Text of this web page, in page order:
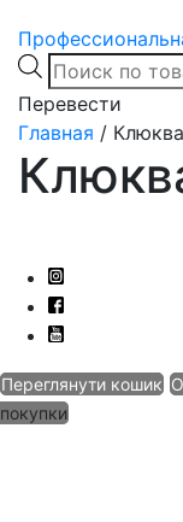
Products
search
Перевести
Главная / Клюква
Переглянути кошик
покупки